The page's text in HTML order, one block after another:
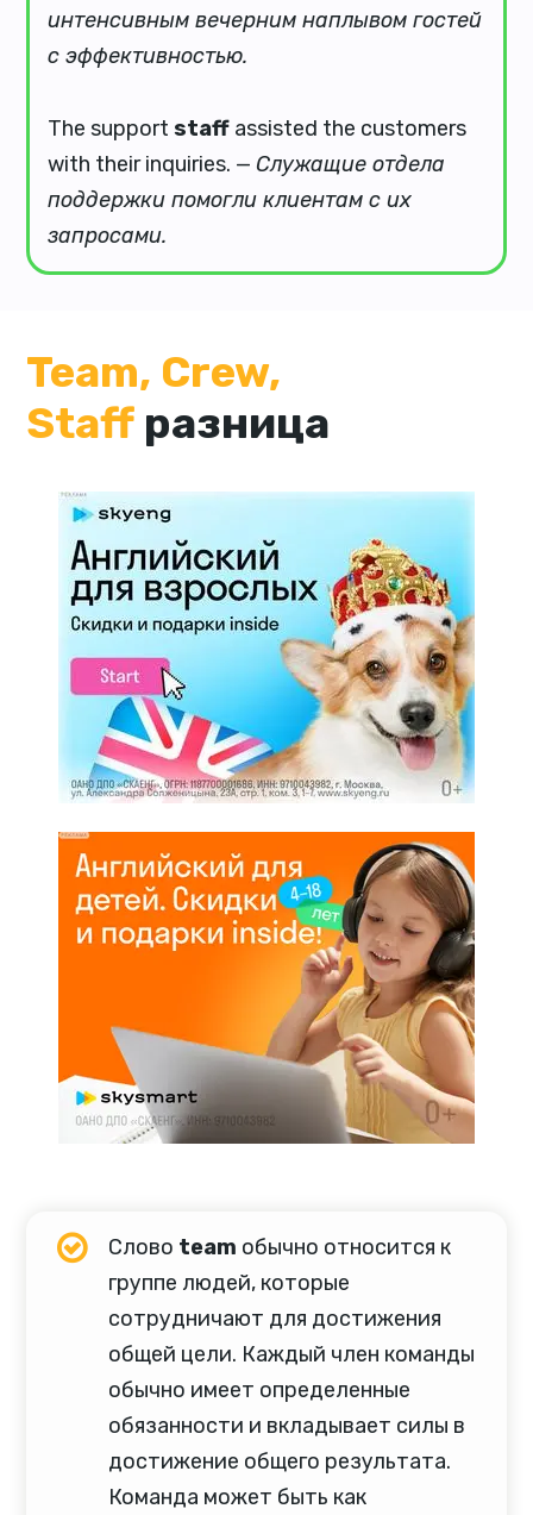
интенсивным вечерним наплывом гостей
с эффективностью.
The supportstaff assisted the customers
with their inquiries. —Служащие отдела
поддержки помогли клиентам с их
запросами.
Team, Crew,
Staff разница
Слово team обычно относится к
группе людей, которые
сотрудничают для достижения
общей цели. Каждый член команды
обычно имеет определенные
обязанности и вкладывает силы в
достижение общего результата.
Команда может быть как